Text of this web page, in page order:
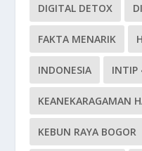
DIGITAL DETOX
FAKTA MENARIK
INDONESIA INTIP
KEANEKARAGAMAN
KEBUN RAYA BOGOR